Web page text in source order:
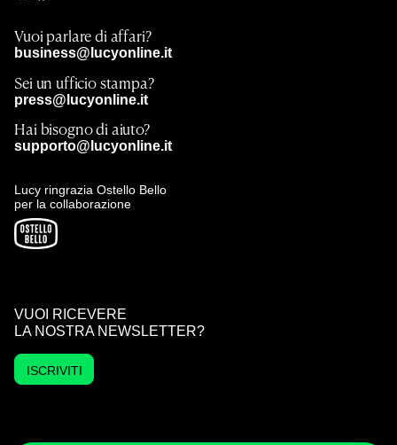
Vuoi parlare di affari?
business@lucyonline.it
Sei un ufficio stampa?
press@lucyonline.it
Hai bisogno di aiuto?
supporto@lucyonline.it
Lucy ringrazia Ostello Bello
per la collaborazione
VUOI RICEVERE
LA NOSTRA NEWSLETTER?
ISCRIVITI